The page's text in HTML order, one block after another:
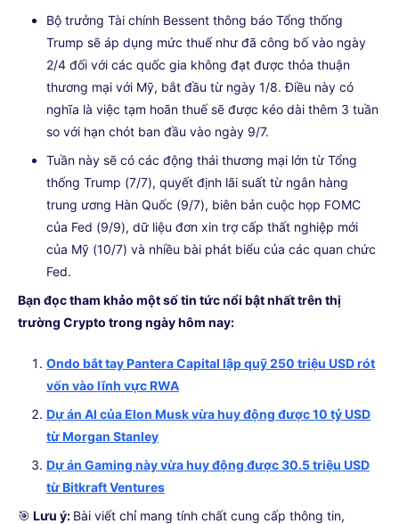
Bộ trưởng Tài chính Bessent thông báo Tổng thống
Trump sẽ áp dụng mức thuế như đã công bố vào ngày
2/4 đối với các quốc gia không đạt được thỏa thuận
thương mại với Mỹ, bắt đầu từ ngày 1/8. Điều này có
nghĩa là việc tạm hoãn thuế sẽ được kéo dài thêm 3 tuần
so với hạn chót ban đầu vào ngày 9/7.
Tuần này sẽ có các động thái thương mại lớn từ Tổng
thống Trump (7/7), quyết định lãi suất từ ngân hàng
trung ương Hàn Quốc (9/7), biên bản cuộc họp FOMC
của Fed (9/9), dữ liệu đơn xin trợ cấp thất nghiệp mới
của Mỹ (10/7) và nhiều bài phát biểu của các quan chức
Fed.
Bạn đọc tham khảo một số tin tức nổi bật nhất trên thị
trường Crypto trong ngày hôm nay:
Ondo bắt tay Pantera Capital lập quỹ 250 triệu USD rót
vốn vào lĩnh vực RWA
Dự án AI của Elon Musk vừa huy động được 10 tỷ USD
từ Morgan Stanley
Dự án Gaming này vừa huy động được 30.5 triệu USD
từ Bitkraft Ventures
🎯 Lưu ý: Bài viết chỉ mang tính chất cung cấp thông tin,